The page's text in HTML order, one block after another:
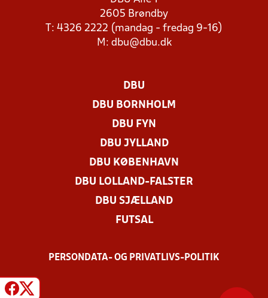
2605 Brøndby
T: 4326 2222 (mandag - fredag 9-16)
M: dbu@dbu.dk
DBU
DBU BORNHOLM
DBU FYN
DBU JYLLAND
DBU KØBENHAVN
DBU LOLLAND-FALSTER
DBU SJÆLLAND
FUTSAL
PERSONDATA- OG PRIVATLIVS-POLITIK